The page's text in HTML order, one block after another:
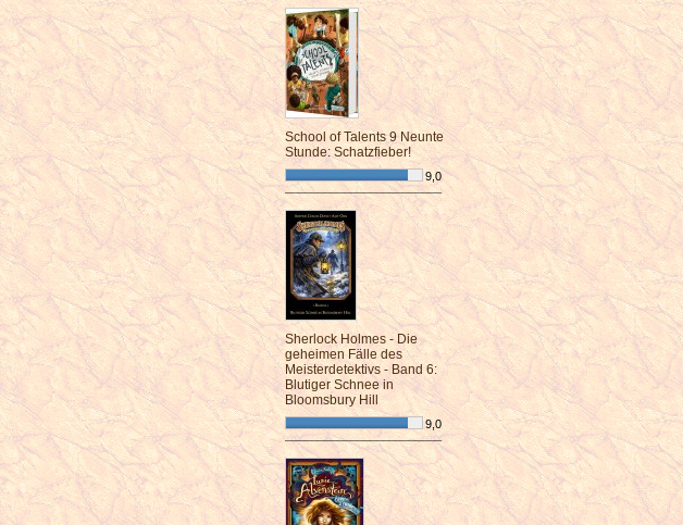
School of Talents 9 Neunte
Stunde: Schatzfieber!
9,0
¯¯¯¯¯¯¯¯¯¯¯¯¯¯¯¯¯¯¯¯¯¯¯¯
Sherlock Holmes - Die
geheimen Fälle des
Meisterdetektivs - Band 6:
Blutiger Schnee in
Bloomsbury Hill
9,0
¯¯¯¯¯¯¯¯¯¯¯¯¯¯¯¯¯¯¯¯¯¯¯¯